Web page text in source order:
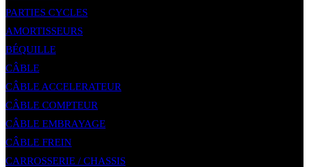
PARTIES CYCLES
AMORTISSEURS
BÉQUILLE
CÂBLE
CÂBLE ACCELERATEUR
CÂBLE COMPTEUR
CÂBLE EMBRAYAGE
CÂBLE FREIN
CARROSSERIE / CHASSIS